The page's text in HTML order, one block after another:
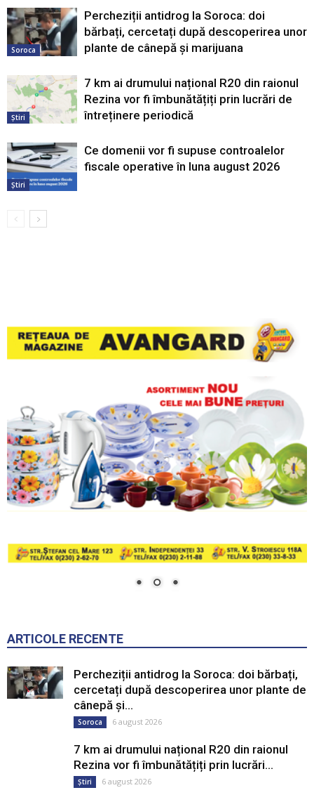
Soroca
Percheziții antidrog la Soroca: doi
bărbați, cercetați după descoperirea unor
plante de cânepă și marijuana
Știri
7 km ai drumului național R20 din raionul
Rezina vor fi îmbunătățiți prin lucrări de
întreținere periodică
Știri
Ce domenii vor fi supuse controalelor
fiscale operative în luna august 2026
ARTICOLE RECENTE
Percheziții antidrog la Soroca: doi bărbați,
cercetați după descoperirea unor plante de
cânepă și...
Soroca 6 august 2026
7 km ai drumului național R20 din raionul
Rezina vor fi îmbunătățiți prin lucrări...
Știri 6 august 2026